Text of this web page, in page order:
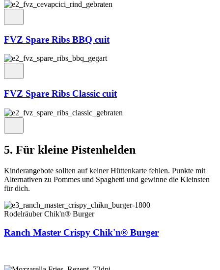
FVZ Spare Ribs BBQ cuit
FVZ Spare Ribs Classic cuit
5. Für kleine Pistenhelden
Kinderangebote sollten auf keiner Hüttenkarte fehlen. Punkte mit
Alternativen zu Pommes und Spaghetti und gewinne die Kleinsten
für dich.
Rodelräuber Chik'n® Burger
Ranch Master Crispy Chik'n® Burger